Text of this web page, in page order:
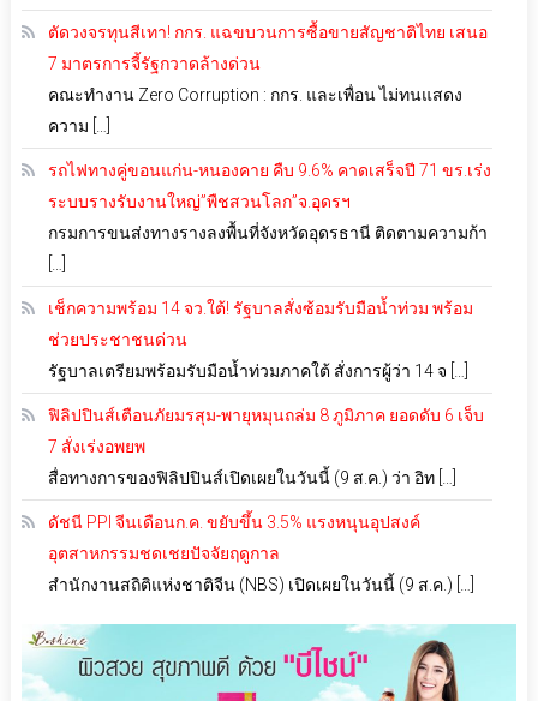
ตัดวงจรทุนสีเทา! กกร. แฉขบวนการซื้อขายสัญชาติไทย เสนอ
7 มาตรการจี้รัฐกวาดล้างด่วน
คณะทำงาน Zero Corruption : กกร. และเพื่อน ไม่ทนแสดง
ความ […]
รถไฟทางคู่ขอนแก่น-หนองคาย คืบ 9.6% คาดเสร็จปี 71 ขร.เร่ง
ระบบรางรับงานใหญ่”พืชสวนโลก”จ.อุดรฯ
กรมการขนส่งทางรางลงพื้นที่จังหวัดอุดรธานี ติดตามความก้า
[…]
เช็กความพร้อม 14 จว.ใต้! รัฐบาลสั่งซ้อมรับมือน้ำท่วม พร้อม
ช่วยประชาชนด่วน
รัฐบาลเตรียมพร้อมรับมือน้ำท่วมภาคใต้ สั่งการผู้ว่า 14 จ […]
ฟิลิปปินส์เตือนภัยมรสุม-พายุหมุนถล่ม 8 ภูมิภาค ยอดดับ 6 เจ็บ
7 สั่งเร่งอพยพ
สื่อทางการของฟิลิปปินส์เปิดเผยในวันนี้ (9 ส.ค.) ว่า อิท […]
ดัชนี PPI จีนเดือนก.ค. ขยับขึ้น 3.5% แรงหนุนอุปสงค์
อุตสาหกรรมชดเชยปัจจัยฤดูกาล
สำนักงานสถิติแห่งชาติจีน (NBS) เปิดเผยในวันนี้ (9 ส.ค.) […]